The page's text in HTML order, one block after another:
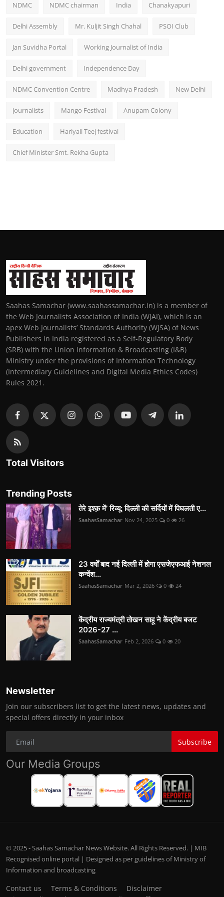
NDMC NDMC chairman India Chanakyapuri
Delhi Assembly Mr. Kuljit Singh Chahal PSOI Club
Jan Suvidha Portal Working Journalist of India
Delhi government Independence Day
NDMC Convention Centre Madhya Pradesh New Delhi
journalists Mango Festival Anupam Colony
Education Hariyali Teej festival
Chief Minister Smt. Rekha Gupta
Saahas Samachar (www.saahassamachar.in) is a member of
the Web Journalists Association of India (WJAI), which is an
apex Web Journalists’ Standards Authority (WJSA) of News
Publishers in India registered as a Self-Regulatory Body
(SRB) with the Union Information & Broadcasting (I&B)
Ministry under the provisions of Information Technology
(Intermediary Guidelines and Digital Media Ethics Codes)
Rules 2021.
Total Visitors
Trending Posts
तेरे इश्क़ में’ रिव्यू: दिल्ली की सर्दियों में पिघलती ए...
SaahasSamachar Nov 24, 2025 0 26
23 वर्षों बाद नई दिल्ली में होगा एसजेएफआई नेशनल
कन्वेंश...
SaahasSamachar Mar 2, 2026 0 24
केंद्रीय राज्यमंत्री तोखन साहू ने केंद्रीय बजट
2026-27 ...
SaahasSamachar Feb 2, 2026 0 20
Newsletter
Join our subscribers list to get the latest news, updates and
special offers directly in your inbox
Subscribe
Our Media Groups
© 2025 - Saahas Samachar News Website. All Rights Reserved. | MIB
Recognised online portal | Designed as per guidelines of Ministry of
Information and broadcasting
Contact us Terms & Conditions
Disclaimer